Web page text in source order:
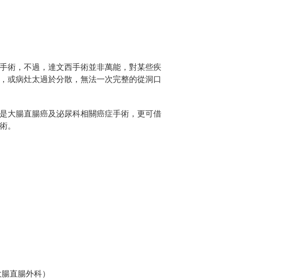
術，不過，達文西手術並非萬能，對某些疾
或病灶太過於分散，無法一次完整的從洞口
大腸直腸癌及泌尿科相關癌症手術，更可借
。
直腸外科）